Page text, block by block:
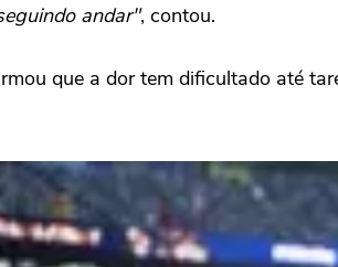
andar", contou.
que a dor tem dificultado até